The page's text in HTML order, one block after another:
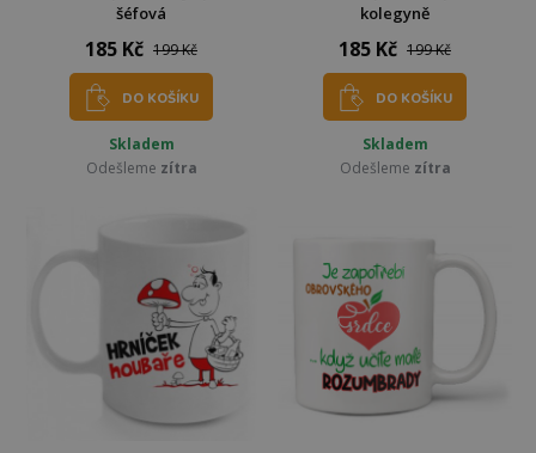
šéfová
185 Kč 199 Kč
DO KOŠÍKU
Skladem
Odešleme zítra
kolegyně
185 Kč 199 Kč
DO KOŠÍKU
Skladem
Odešleme zítra